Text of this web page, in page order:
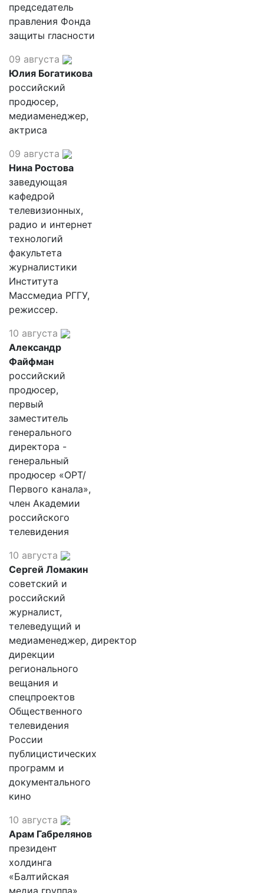
председатель
правления Фонда
защиты гласности
09 августа
Юлия Богатикова
российский
продюсер,
медиаменеджер,
актриса
09 августа
Нина Ростова
заведующая
кафедрой
телевизионных,
радио и интернет
технологий
факультета
журналистики
Института
Массмедиа РГГУ,
режиссер.
10 августа
Александр
Файфман
российский
продюсер,
первый
заместитель
генерального
директора -
генеральный
продюсер «ОРТ/
Первого канала»,
член Академии
российского
телевидения
10 августа
Сергей Ломакин
советский и
российский
журналист,
телеведущий и
медиаменеджер, директор
дирекции
регионального
вещания и
спецпроектов
Общественного
телевидения
России
публицистических
программ и
документального
кино
10 августа
Арам Габрелянов
президент
холдинга
«Балтийская
медиа группа»,